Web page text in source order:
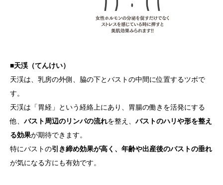
■天渓（てんけい）
天渓は、乳房の外側、脇の下とバストの中間に位置するツボで
す。
天渓は「胃経」という経絡上にあり、胃腸の働きを活発にする
他、 バスト周辺のリンパの流れを整え、 バストのハリや形を整え
る効果が期待できます。
特にバストの引き締め効果が高く、年齢や出産後のバストの垂れ
が気になる方にも有効です。